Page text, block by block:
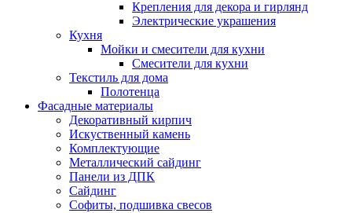
Крепления для декора и гирлянд
Электрические украшения
Кухня
Мойки и смесители для кухни
Смесители для кухни
Текстиль для дома
Полотенца
Фасадные материалы
Декоративный кирпич
Искуственный камень
Комплектующие
Металлический сайдинг
Панели из ДПК
Сайдинг
Софиты, подшивка свесов